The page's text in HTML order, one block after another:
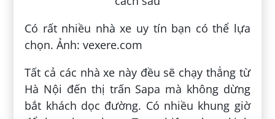
Có rất nhiều nhà xe uy tín bạn có thể lựa
chọn. Ảnh: vexere.com
Tất cả các nhà xe này đều sẽ chạy thẳng từ
Hà Nội đến thị trấn Sapa mà không dừng
bắt khách dọc đường. Có nhiều khung giờ